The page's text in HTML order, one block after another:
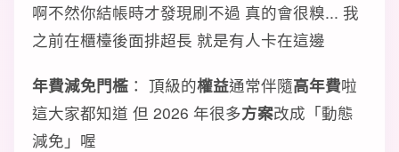
啊不然你結帳時才發現刷不過 真的會很糗... 我
之前在櫃檯後面排超長 就是有人卡在這邊
年費減免門檻 ： 頂級的權益通常伴隨高年費啦
這大家都知道 但 2026 年很多方案改成「動態
減免」喔